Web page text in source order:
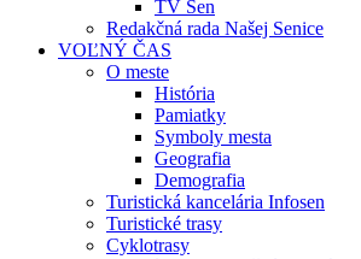
TV Sen
Redakčná rada Našej Senice
VOĽNÝ ČAS
O meste
História
Pamiatky
Symboly mesta
Geografia
Demografia
Turistická kancelária Infosen
Turistické trasy
Cyklotrasy